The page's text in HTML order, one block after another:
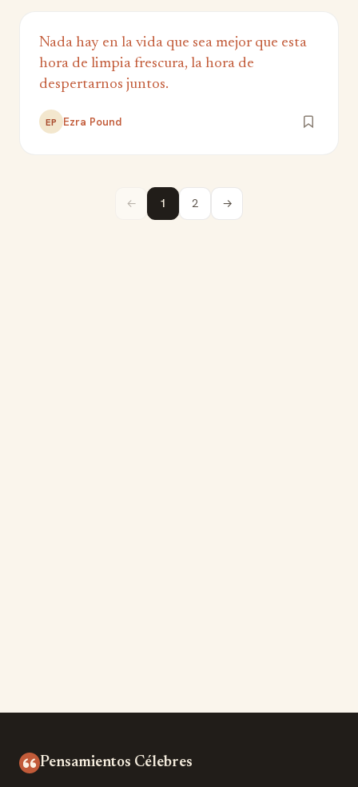
Nada hay en la vida que sea mejor que esta
hora de limpia frescura, la hora de
despertarnos juntos.
EP Ezra Pound
← 1 2 →
Pensamientos Célebres